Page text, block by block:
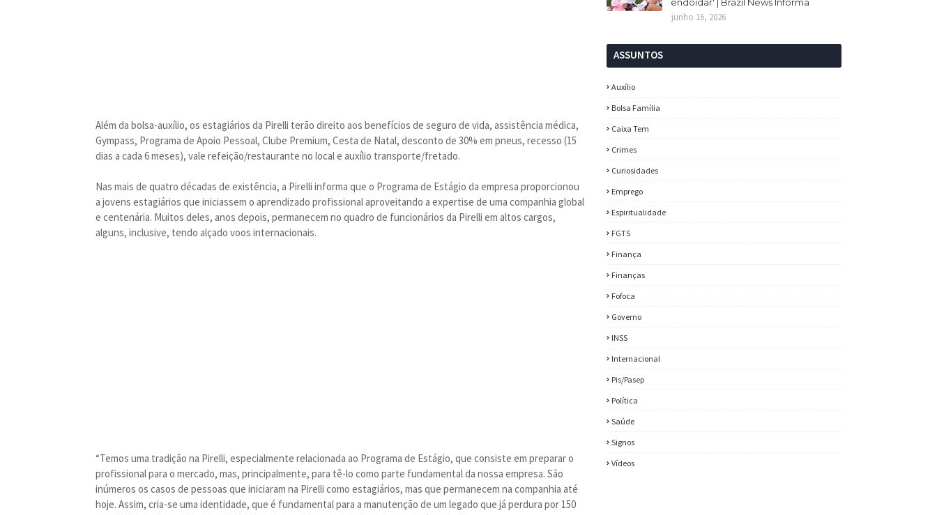
Além da bolsa-auxílio, os estagiários da Pirelli terão direito aos benefícios de seguro de vida, assistência médica,
Gympass, Programa de Apoio Pessoal, Clube Premium, Cesta de Natal, desconto de 30% em pneus, recesso (15
dias a cada 6 meses), vale refeição/restaurante no local e auxílio transporte/fretado.
Nas mais de quatro décadas de existência, a Pirelli informa que o Programa de Estágio da empresa proporcionou
a jovens estagiários que iniciassem o aprendizado profissional aproveitando a expertise de uma companhia global
e centenária. Muitos deles, anos depois, permanecem no quadro de funcionários da Pirelli em altos cargos,
alguns, inclusive, tendo alçado voos internacionais.
“Temos uma tradição na Pirelli, especialmente relacionada ao Programa de Estágio, que consiste em preparar o
profissional para o mercado, mas, principalmente, para tê-lo como parte fundamental da nossa empresa. São
inúmeros os casos de pessoas que iniciaram na Pirelli como estagiários, mas que permanecem na companhia até
hoje. Assim, cria-se uma identidade, que é fundamental para a manutenção de um legado que já perdura por 150
junho 16, 2026
ASSUNTOS
Auxílio
Bolsa Família
Caixa Tem
Crimes
Curiosidades
Emprego
Espiritualidade
FGTS
Finança
Finanças
Fofoca
Governo
INSS
Internacional
Pis/Pasep
Política
Saúde
Signos
Vídeos